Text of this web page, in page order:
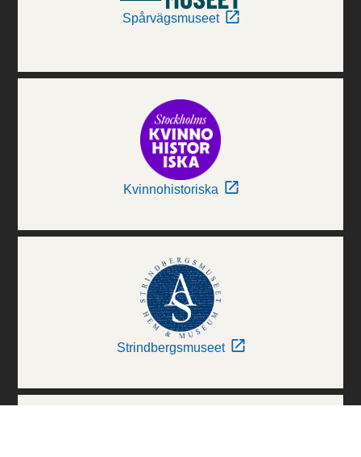
Spårvägsmuseet
Kvinnohistoriska
Strindbergsmuseet